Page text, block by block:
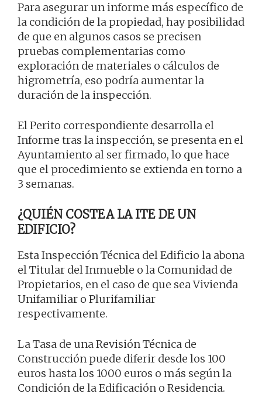
Para asegurar un informe más específico de
la condición de la propiedad, hay posibilidad
de que en algunos casos se precisen
pruebas complementarias como
exploración de materiales o cálculos de
higrometría, eso podría aumentar la
duración de la inspección.
El Perito correspondiente desarrolla el
Informe tras la inspección, se presenta en el
Ayuntamiento al ser firmado, lo que hace
que el procedimiento se extienda en torno a
3 semanas.
¿QUIÉN COSTEA LA ITE DE UN
EDIFICIO?
Esta Inspección Técnica del Edificio la abona
el Titular del Inmueble o la Comunidad de
Propietarios, en el caso de que sea Vivienda
Unifamiliar o Plurifamiliar
respectivamente.
La Tasa de una Revisión Técnica de
Construcción puede diferir desde los 100
euros hasta los 1000 euros o más según la
Condición de la Edificación o Residencia.